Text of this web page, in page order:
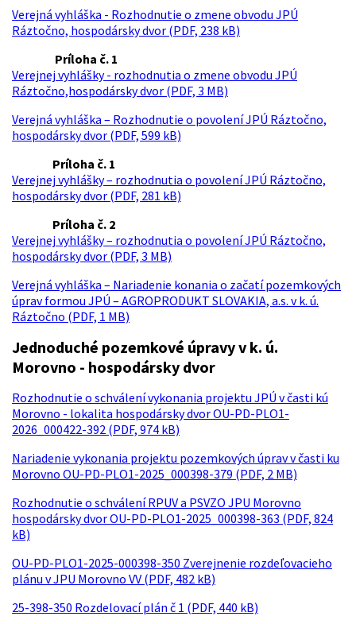
Verejná vyhláška - Rozhodnutie o zmene obvodu JPÚ
Ráztočno, hospodársky dvor (PDF, 238 kB)
Príloha č. 1
Verejnej vyhlášky - rozhodnutia o zmene obvodu JPÚ
Ráztočno,hospodársky dvor (PDF, 3 MB)
Verejná vyhláška – Rozhodnutie o povolení JPÚ Ráztočno,
hospodársky dvor (PDF, 599 kB)
Príloha č. 1
Verejnej vyhlášky – rozhodnutia o povolení JPÚ Ráztočno,
hospodársky dvor (PDF, 281 kB)
Príloha č. 2
Verejnej vyhlášky – rozhodnutia o povolení JPÚ Ráztočno,
hospodársky dvor (PDF, 3 MB)
Verejná vyhláška – Nariadenie konania o začatí pozemkových
úprav formou JPÚ – AGROPRODUKT SLOVAKIA, a.s. v k. ú.
Ráztočno (PDF, 1 MB)
Jednoduché pozemkové úpravy v k. ú.
Morovno - hospodársky dvor
Rozhodnutie o schválení vykonania projektu JPÚ v časti kú
Morovno - lokalita hospodársky dvor OU-PD-PLO1-
2026_000422-392 (PDF, 974 kB)
Nariadenie vykonania projektu pozemkových úprav v časti ku
Morovno OU-PD-PLO1-2025_000398-379 (PDF, 2 MB)
Rozhodnutie o schválení RPUV a PSVZO JPU Morovno
hospodársky dvor OU-PD-PLO1-2025_000398-363 (PDF, 824
kB)
OU-PD-PLO1-2025-000398-350 Zverejnenie rozdeľovacieho
plánu v JPU Morovno VV (PDF, 482 kB)
25-398-350 Rozdelovací plán č 1 (PDF, 440 kB)